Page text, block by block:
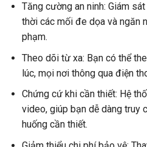
Tăng cường an ninh: Giám
thời các mối đe dọa và ngăn
phạm.
Theo dõi từ xa: Bạn có thể
lúc, mọi nơi thông qua điện
Chứng cứ khi cần thiết: Hệ
video, giúp bạn dễ dàng truy
huống cần thiết.